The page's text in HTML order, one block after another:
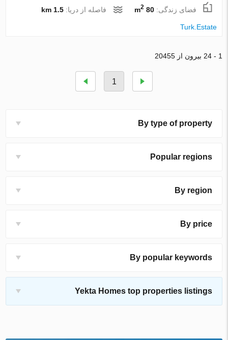
فضای زندگی:80 m
2 فاصله از دریا:1.5 km
Turk.Estate
1 - 24 بیرون از 20455
1
By type of property
Popular regions
By region
By price
By popular keywords
Yekta Homes top properties listings